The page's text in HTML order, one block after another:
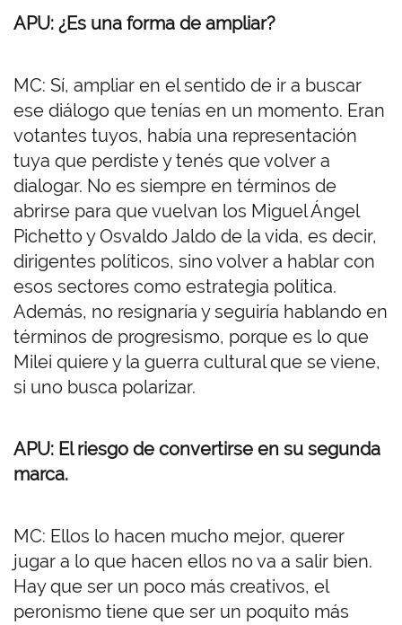
APU: ¿Es una forma de ampliar?
MC: Sí, ampliar en el sentido de ir a buscar
ese diálogo que tenías en un momento. Eran
votantes tuyos, había una representación
tuya que perdiste y tenés que volver a
dialogar. No es siempre en términos de
abrirse para que vuelvan los Miguel Ángel
Pichetto y Osvaldo Jaldo de la vida, es decir,
dirigentes políticos, sino volver a hablar con
esos sectores como estrategia política.
Además, no resignaría y seguiría hablando en
términos de progresismo, porque es lo que
Milei quiere y la guerra cultural que se viene,
si uno busca polarizar.
APU: El riesgo de convertirse en su segunda
marca.
MC: Ellos lo hacen mucho mejor, querer
jugar a lo que hacen ellos no va a salir bien.
Hay que ser un poco más creativos, el
peronismo tiene que ser un poquito más